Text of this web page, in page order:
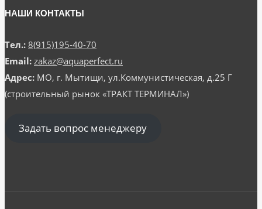
НАШИ КОНТАКТЫ
Тел.: 8(915)195-40-70
Email: zakaz@aquaperfect.ru
Адрес: МО, г. Мытищи, ул.Коммунистическая, д.25 Г
(строительный рынок «ТРАКТ ТЕРМИНАЛ»)
Задать вопрос менеджеру